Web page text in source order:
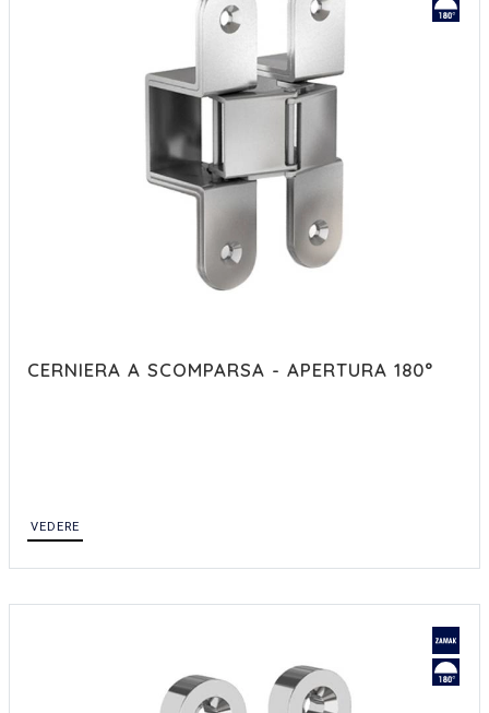
CERNIERA A SCOMPARSA - APERTURA 180°
VEDERE